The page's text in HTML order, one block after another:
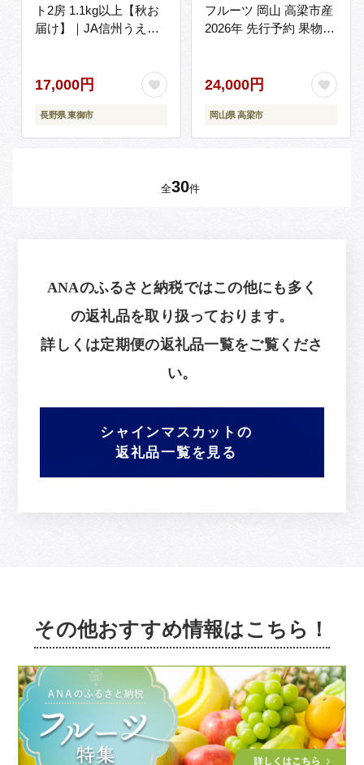
ト2房 1.1kg以上【秋お
届け】｜JA信州うえだ
答用 ギフト 2房 フルー
ツ 果物 おすすめ 厳選
種無し 皮ごと 大粒
17,000円
長野県 東御市
フルーツ 岡山 高梁市産
2026年 先行予約 果物類
24,000円
岡山県 高梁市
全30件
ANAのふるさと納税ではこの他にも多く
の返礼品を取り扱っております。
詳しくは定期便の返礼品一覧をご覧くださ
い。
シャインマスカットの
返礼品一覧を見る
その他おすすめ情報はこちら！